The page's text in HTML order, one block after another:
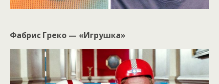
Фабрис Греко — «Игрушка»